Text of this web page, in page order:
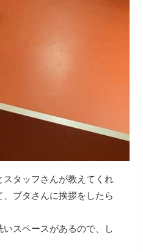
タッフさんが教えてくれ
、ブタさんに挨拶をしたら
スペースがあるので、し